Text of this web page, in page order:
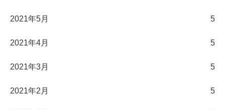
2021年5月 5
2021年4月 5
2021年3月 5
2021年2月 5